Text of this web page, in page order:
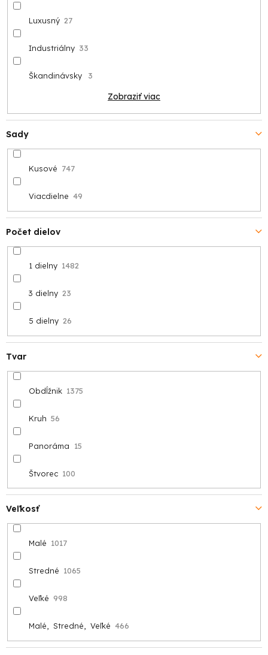
Luxusný 27
Industriálny 33
Škandinávsky 3
Zobraziť viac
Sady
Kusové 747
Viacdielne 49
Počet dielov
1 dielny 1482
3 dielny 23
5 dielny 26
Tvar
Obdĺžnik 1375
Kruh 56
Panoráma 15
Štvorec 100
Veľkosť
Malé 1017
Stredné 1065
Veľké 998
Malé, Stredné, Veľké 466